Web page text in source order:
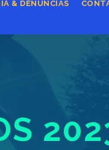
& DENUNCIAS